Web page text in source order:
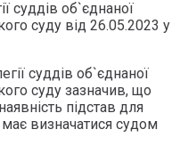
суддів об`єднаної
суду від 26.05.2023 у
суддів об`єднаної
суду зазначив, що
підстав для
визначатися судом